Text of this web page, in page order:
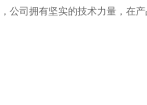
公司拥有坚实的技术力量，在